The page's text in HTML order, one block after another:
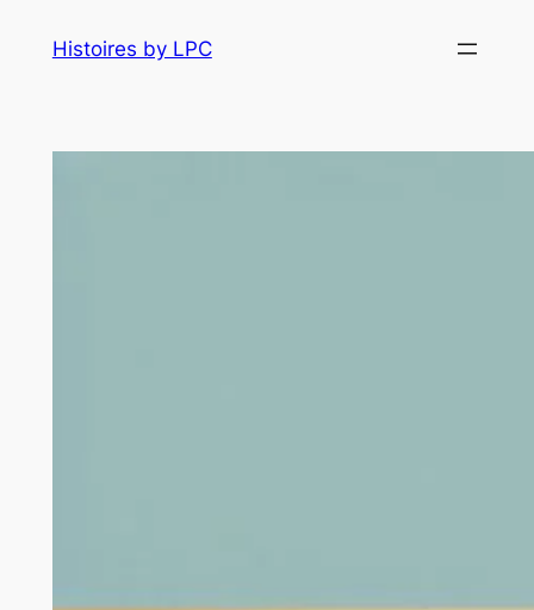
Histoires by LPC